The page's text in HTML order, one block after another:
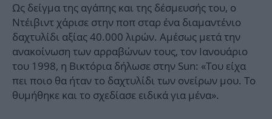
Ως δείγμα της αγάπης και της δέσμευσής του, ο
Ντέιβιντ χάρισε στην ποπ σταρ ένα διαμαντένιο
δαχτυλίδι αξίας 40.000 λιρών. Αμέσως μετά την
ανακοίνωση των αρραβώνων τους, τον Ιανουάριο
του 1998, η Βικτόρια δήλωσε στην Sun: «Του είχα
πει ποιο θα ήταν το δαχτυλίδι των ονείρων μου. Το
θυμήθηκε και το σχεδίασε ειδικά για μένα».